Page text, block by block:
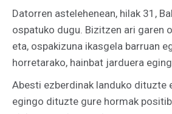
Datorren astelehenean, hilak 31,
ospatuko dugu. Bizitzen ari garen
eta, ospakizuna ikasgela barruan
horretarako, hainbat jarduera
Abesti ezberdinak landuko dituzte
egingo dituzte gure hormak